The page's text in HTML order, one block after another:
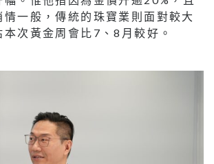
情一般，傳統的珠寶業則面對較大
次黃金周會比7、8月較好。